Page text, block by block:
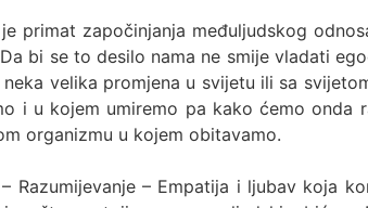
primat započinjanja međuljudskog
bi se to desilo nama ne smije vladati
velika promjena u svijetu ili sa
i u kojem umiremo pa kako ćemo onda
organizmu u kojem obitavamo.
Razumijevanje – Empatija i ljubav koja